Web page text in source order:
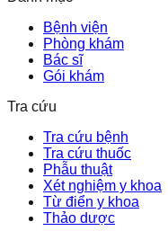
Bệnh viện
Phòng khám
Bác sĩ
Gói khám
Tra cứu
Tra cứu bệnh
Tra cứu thuốc
Phẫu thuật
Xét nghiệm y khoa
Từ điển y khoa
Thảo dược